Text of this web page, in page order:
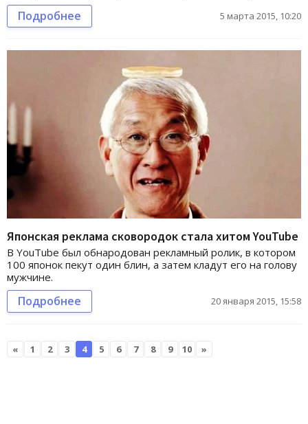
Подробнее 5 марта 2015, 10:20
Японская реклама сковородок стала хитом YouTube
В YouTube был обнародован рекламный ролик, в котором
100 японок пекут один блин, а затем кладут его на голову
мужчине.
Подробнее 20 января 2015, 15:58
« 1 2 3 4 5 6 7 8 9 10 »